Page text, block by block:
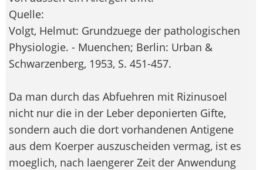
Quelle:
Volgt, Helmut: Grundzuege der pathologischen
Physiologie. - Muenchen; Berlin: Urban &
Schwarzenberg, 1953, S. 451-457.
Da man durch das Abfuehren mit Rizinusoel
nicht nur die in der Leber deponierten Gifte,
sondern auch die dort vorhandenen Antigene
aus dem Koerper auszuscheiden vermag, ist es
moeglich, nach laengerer Zeit der Anwendung